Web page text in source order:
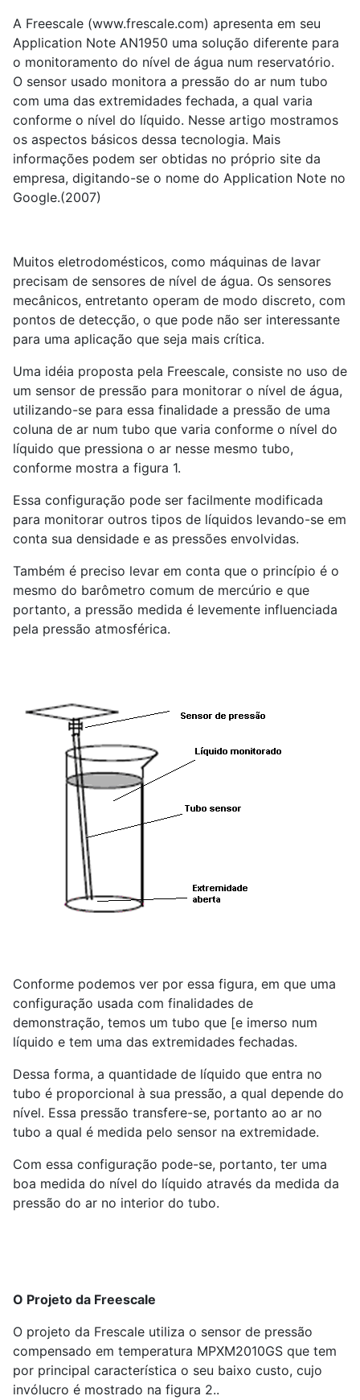
A Freescale (www.frescale.com) apresenta em seu
Application Note AN1950 uma solução diferente para
o monitoramento do nível de água num reservatório.
O sensor usado monitora a pressão do ar num tubo
com uma das extremidades fechada, a qual varia
conforme o nível do líquido. Nesse artigo mostramos
os aspectos básicos dessa tecnologia. Mais
informações podem ser obtidas no próprio site da
empresa, digitando-se o nome do Application Note no
Google.(2007)
Muitos eletrodomésticos, como máquinas de lavar
precisam de sensores de nível de água. Os sensores
mecânicos, entretanto operam de modo discreto, com
pontos de detecção, o que pode não ser interessante
para uma aplicação que seja mais crítica.
Uma idéia proposta pela Freescale, consiste no uso de
um sensor de pressão para monitorar o nível de água,
utilizando-se para essa finalidade a pressão de uma
coluna de ar num tubo que varia conforme o nível do
líquido que pressiona o ar nesse mesmo tubo,
conforme mostra a figura 1.
Essa configuração pode ser facilmente modificada
para monitorar outros tipos de líquidos levando-se em
conta sua densidade e as pressões envolvidas.
Também é preciso levar em conta que o princípio é o
mesmo do barômetro comum de mercúrio e que
portanto, a pressão medida é levemente influenciada
pela pressão atmosférica.
Conforme podemos ver por essa figura, em que uma
configuração usada com finalidades de
demonstração, temos um tubo que [e imerso num
líquido e tem uma das extremidades fechadas.
Dessa forma, a quantidade de líquido que entra no
tubo é proporcional à sua pressão, a qual depende do
nível. Essa pressão transfere-se, portanto ao ar no
tubo a qual é medida pelo sensor na extremidade.
Com essa configuração pode-se, portanto, ter uma
boa medida do nível do líquido através da medida da
pressão do ar no interior do tubo.
O Projeto da Freescale
O projeto da Frescale utiliza o sensor de pressão
compensado em temperatura MPXM2010GS que tem
por principal característica o seu baixo custo, cujo
invólucro é mostrado na figura 2..